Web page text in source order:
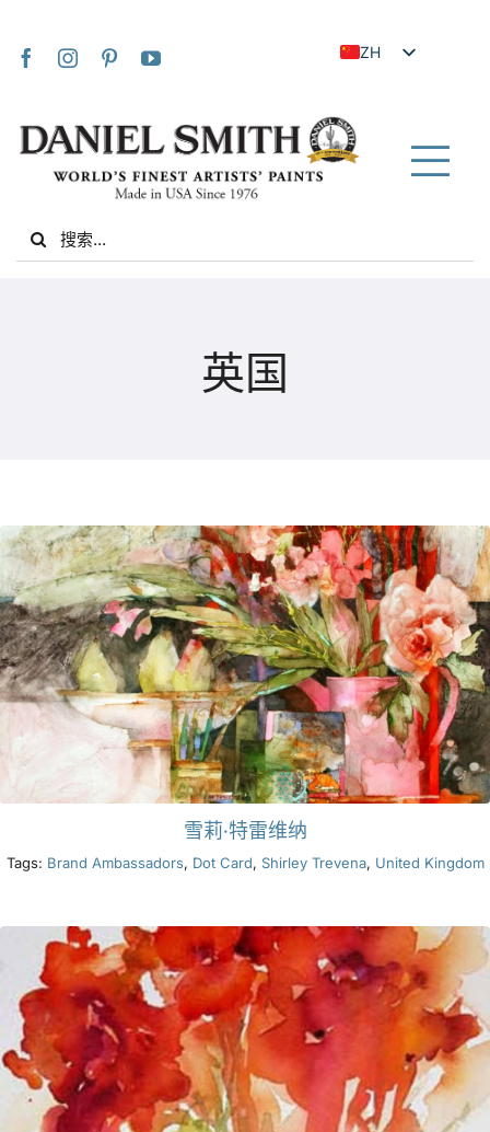
ZH
FR
产品
活动
博客
订阅
Search
for:
英国
雪莉·特雷维纳
Tags: Brand Ambassadors, Dot Card, Shirley Trevena, United Kingdom